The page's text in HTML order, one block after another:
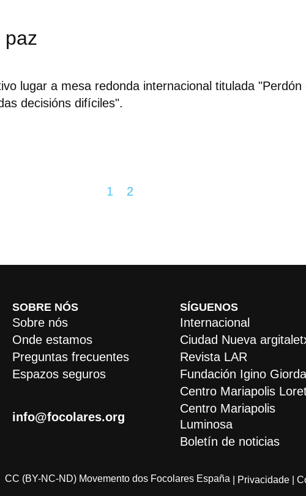
paz
lugar a mesa redonda internacional titulada "Perdón
decisións difíciles".
1 2
SOBRE NÓS
Sobre nós
Onde estamos
Preguntas frecuentes
Espazos seguros
info@focolares.org
SÍGUENOS
Internacional
Ciudad Nueva
Revista LAR
Fundación Igino
Centro Mariapolis
Centro Mariapolis
Luminosa
Boletín de noticias
CC (BY-NC-ND) Movemento dos Focolares España | Privacidade |